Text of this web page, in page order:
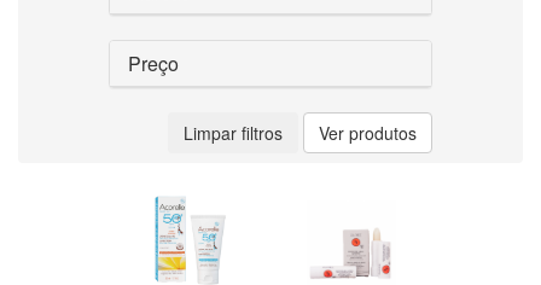
Preço
Limpar filtros Ver produtos